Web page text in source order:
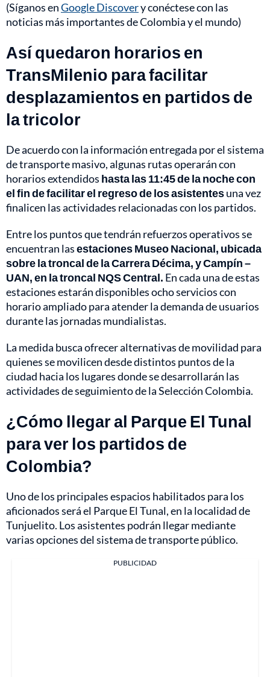
(Síganos enGoogle Discovery conéctese con las
noticias más importantes de Colombia y el mundo)
Así quedaron horarios en
TransMilenio para facilitar
desplazamientos en partidos de
la tricolor
De acuerdo con la información entregada por el sistema
de transporte masivo, algunas rutas operarán con
horarios extendidos hasta las 11:45 de la noche con
el fin de facilitar el regreso de los asistentesuna vez
finalicen las actividades relacionadas con los partidos.
Entre los puntos que tendrán refuerzos operativos se
encuentran lasestaciones Museo Nacional, ubicada
sobre la troncal de la Carrera Décima, y Campín –
UAN, en la troncal NQS Central. En cada una de estas
estaciones estarán disponibles ocho servicios con
horario ampliado para atender la demanda de usuarios
durante las jornadas mundialistas.
La medida busca ofrecer alternativas de movilidad para
quienes se movilicen desde distintos puntos de la
ciudad hacia los lugares donde se desarrollarán las
actividades de seguimiento de la Selección Colombia.
¿Cómo llegar al Parque El Tunal
para ver los partidos de
Colombia?
Uno de los principales espacios habilitados para los
aficionados será el Parque El Tunal, en la localidad de
Tunjuelito. Los asistentes podrán llegar mediante
varias opciones del sistema de transporte público.
PUBLICIDAD